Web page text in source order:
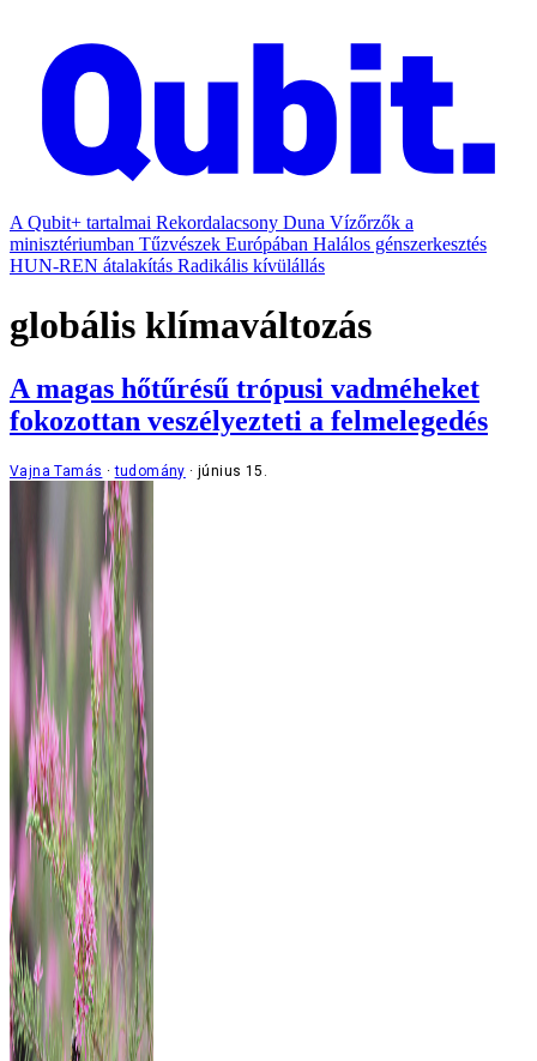
A Qubit+ tartalmai Rekordalacsony Duna Vízőrzők a
minisztériumban Tűzvészek Európában Halálos génszerkesztés
HUN-REN átalakítás Radikális kívülállás
globális klímaváltozás
A magas hőtűrésű trópusi vadméheket
fokozottan veszélyezteti a felmelegedés
Vajna Tamás tudomány június 15.